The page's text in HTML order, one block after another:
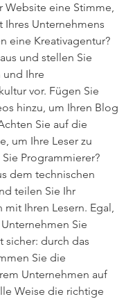
Website eine Stimme,
Ihres Unternehmens
eine Kreativagentur?
und stellen Sie
und Ihre
vor. Fügen Sie
hinzu, um Ihren Blog
Sie auf die
um Ihre Leser zu
Programmierer?
dem technischen
teilen Sie Ihr
mit Ihren Lesern. Egal,
Sie
sicher: durch das
Sie die
Unternehmen auf
Weise die richtige